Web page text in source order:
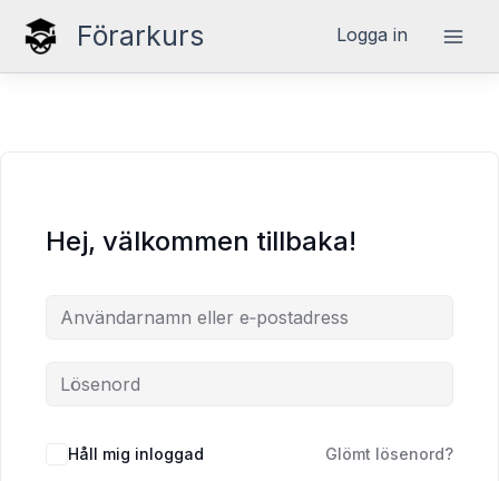
Hoppa
Förarkurs Logga in
Hej, välkommen tillbaka!
Håll mig inloggad Glömt lösenord?